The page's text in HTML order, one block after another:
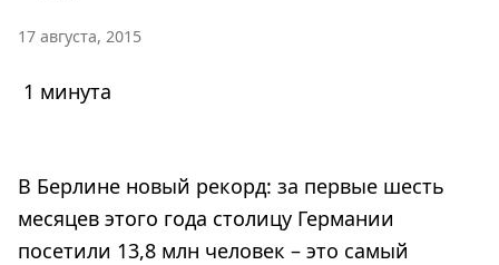
17 августа, 2015
1 минута
В Берлине новый рекорд: за первые шесть
месяцев этого года столицу Германии
посетили 13,8 млн человек – это самый